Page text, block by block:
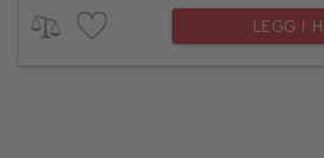
LEGG I